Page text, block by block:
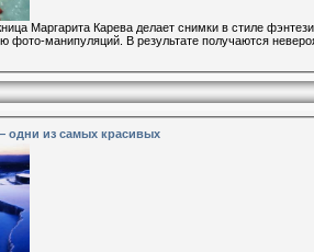
Маргарита Карева делает снимки в стиле
манипуляций. В результате получаются
одни из самых красивых